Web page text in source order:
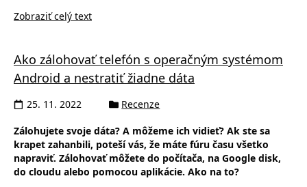
Zobraziť celý text
Ako zálohovať telefón s operačným systémom
Android a nestratiť žiadne dáta
25. 11. 2022 Recenze
Zálohujete svoje dáta? A môžeme ich vidieť? Ak ste sa
krapet zahanbili, poteší vás, že máte fúru času všetko
napraviť. Zálohovať môžete do počítača, na Google disk,
do cloudu alebo pomocou aplikácie. Ako na to?